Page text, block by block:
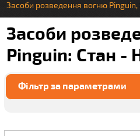
Засоби розведення вогню
Засоби
Pinguin: Стан -
Фільтр за параметрами